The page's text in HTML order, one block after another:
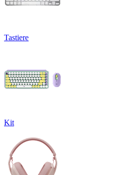
Tastiere
Kit